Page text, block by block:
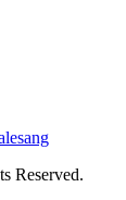
Reserved.